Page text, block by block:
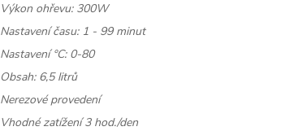
Výkon ohřevu: 300W
Nastavení času: 1 - 99 minut
Nastavení °C: 0-80
Obsah: 6,5 litrů
Nerezové provedení
Vhodné zatížení 3 hod./den